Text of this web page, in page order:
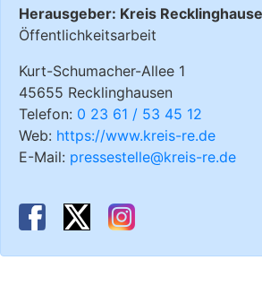
Herausgeber: Kreis
Öffentlichkeitsarbeit
Kurt-Schumacher-Allee 1
45655 Recklinghausen
Telefon: 0 23 61 / 53 45 12
Web: https://www.kreis-re.de
E-Mail: pressestelle@kreis-re.de